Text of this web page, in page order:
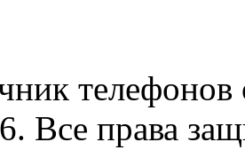
телефонов
Все права